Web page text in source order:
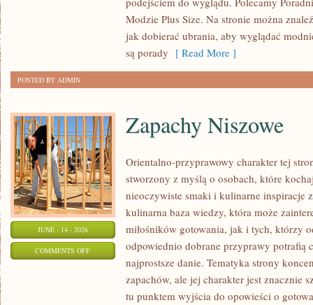
Modzie Plus Size. Na stronie można
jak dobierać ubrania, aby wyglądać
są porady [ Read More ]
POSTED BY ADMIN
JUNE - 14 - 2026
COMMENTS OFFON
Zapachy Niszowe
Orientalno-przyprawowy charakter tej
stworzony z myślą o osobach, które
nieoczywiste smaki i kulinarne inspiracje
kulinarna baza wiedzy, która może
miłośników gotowania, jak i tych, którzy
odpowiednio dobrane przyprawy potrafią
najprostsze danie. Tematyka strony
zapachów, ale jej charakter jest znacznie
tu punktem wyjścia do opowieści o